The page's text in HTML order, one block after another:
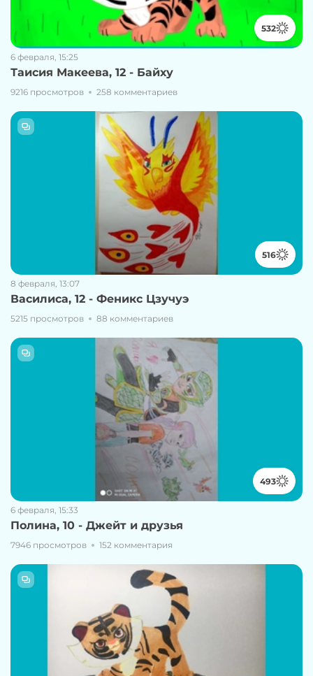
532
6 февраля, 15:25
Таисия Макеева, 12 - Байху
9216 просмотров 258 комментариев
516
8 февраля, 13:07
Василиса, 12 - Феникс Цзучуэ
5215 просмотров 88 комментариев
493
6 февраля, 15:33
Полина, 10 - Джейт и друзья
7946 просмотров 152 комментария